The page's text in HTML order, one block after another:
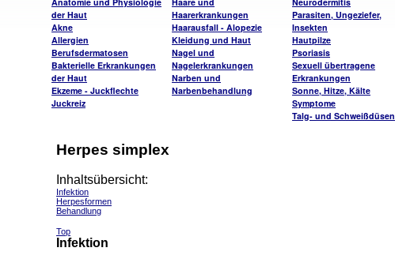
der Haut
Akne
Allergien
Berufsdermatosen
Bakterielle Erkrankungen
der Haut
Ekzeme - Juckflechte
Juckreiz
Haarerkrankungen
Haarausfall - Alopezie
Kleidung und Haut
Nagel und
Nagelerkrankungen
Narben und
Narbenbehandlung
Parasiten, Ungeziefer,
Insekten
Hautpilze
Psoriasis
Sexuell übertragene
Erkrankungen
Sonne, Hitze, Kälte
Symptome
Talg- und Schweißdüsen
Herpes simplex
Inhaltsübersicht:
Infektion
Herpesformen
Behandlung
Top
Infektion